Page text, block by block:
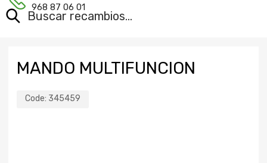
968 87 06 01
MANDO MULTIFUNCION
Code: 345459